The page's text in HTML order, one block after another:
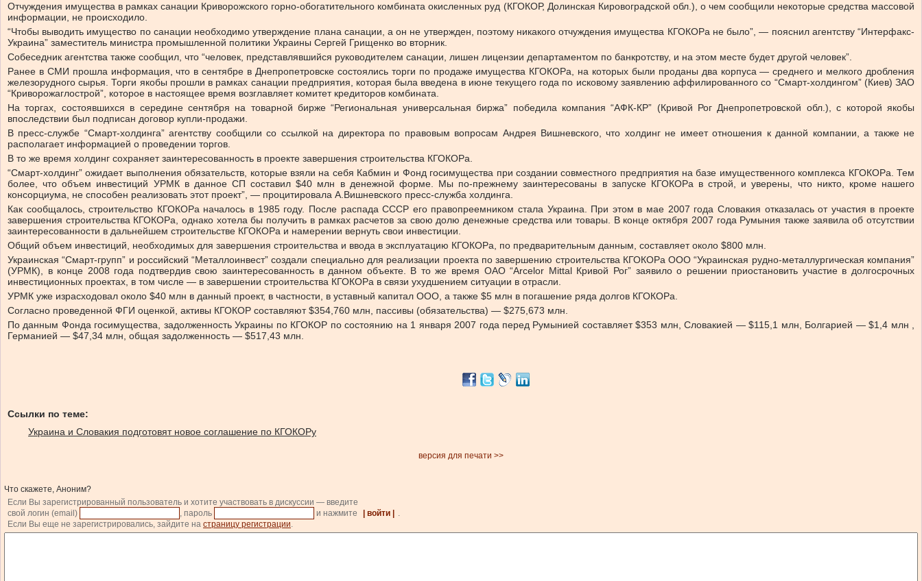
Отчуждения имущества в рамках санации Криворожского горно-обогатительного комбината окисленных руд (КГОКОР, Долинская Кировоградской обл.), о чем сообщили некоторые средства массовой
информации, не происходило.
“Чтобы выводить имущество по санации необходимо утверждение плана санации, а он не утвержден, поэтому никакого отчуждения имущества КГОКОРа не было”, — пояснил агентству “Интерфакс-
Украина” заместитель министра промышленной политики Украины Сергей Грищенко во вторник.
Собеседник агентства также сообщил, что “человек, представлявшийся руководителем санации, лишен лицензии департаментом по банкротству, и на этом месте будет другой человек”.
Ранее в СМИ прошла информация, что в сентябре в Днепропетровске состоялись торги по продаже имущества КГОКОРа, на которых были проданы два корпуса — среднего и мелкого дробления
железорудного сырья. Торги якобы прошли в рамках санации предприятия, которая была введена в июне текущего года по исковому заявлению аффилированного со “Смарт-холдингом” (Киев) ЗАО
“Криворожаглострой”, которое в настоящее время возглавляет комитет кредиторов комбината.
На торгах, состоявшихся в середине сентября на товарной бирже “Региональная универсальная биржа” победила компания “АФК-КР” (Кривой Рог Днепропетровской обл.), с которой якобы
впоследствии был подписан договор купли-продажи.
В пресс-службе “Смарт-холдинга” агентству сообщили со ссылкой на директора по правовым вопросам Андрея Вишневского, что холдинг не имеет отношения к данной компании, а также не
располагает информацией о проведении торгов.
В то же время холдинг сохраняет заинтересованность в проекте завершения строительства КГОКОРа.
“Смарт-холдинг” ожидает выполнения обязательств, которые взяли на себя Кабмин и Фонд госимущества при создании совместного предприятия на базе имущественного комплекса КГОКОРа. Тем
более, что объем инвестиций УРМК в данное СП составил $40 млн в денежной форме. Мы по-прежнему заинтересованы в запуске КГОКОРа в строй, и уверены, что никто, кроме нашего
консорциума, не способен реализовать этот проект”, — процитировала А.Вишневского пресс-служба холдинга.
Как сообщалось, строительство КГОКОРа началось в 1985 году. После распада СССР его правопреемником стала Украина. При этом в мае 2007 года Словакия отказалась от участия в проекте
завершения строительства КГОКОРа, однако хотела бы получить в рамках расчетов за свою долю денежные средства или товары. В конце октября 2007 года Румыния также заявила об отсутствии
заинтересованности в дальнейшем строительстве КГОКОРа и намерении вернуть свои инвестиции.
Общий объем инвестиций, необходимых для завершения строительства и ввода в эксплуатацию КГОКОРа, по предварительным данным, составляет около $800 млн.
Украинская “Смарт-групп” и российский “Металлоинвест” создали специально для реализации проекта по завершению строительства КГОКОРа ООО “Украинская рудно-металлургическая компания”
(УРМК), в конце 2008 года подтвердив свою заинтересованность в данном объекте. В то же время ОАО “Arcelor Mittal Кривой Рог” заявило о решении приостановить участие в долгосрочных
инвестиционных проектах, в том числе — в завершении строительства КГОКОРа в связи ухудшением ситуации в отрасли.
УРМК уже израсходовал около $40 млн в данный проект, в частности, в уставный капитал ООО, а также $5 млн в погашение ряда долгов КГОКОРа.
Согласно проведенной ФГИ оценкой, активы КГОКОР составляют $354,760 млн, пассивы (обязательства) — $275,673 млн.
По данным Фонда госимущества, задолженность Украины по КГОКОР по состоянию на 1 января 2007 года перед Румынией составляет $353 млн, Словакией — $115,1 млн, Болгарией — $1,4 млн ,
Германией — $47,34 млн, общая задолженность — $517,43 млн.
Ссылки по теме:
Украина и Словакия подготовят новое соглашение по КГОКОРу
версия для печати >>
Что скажете, Аноним?
Если Вы зарегистрированный пользователь и хотите участвовать в дискуссии — введите
свой логин (email)
, пароль и нажмите | войти |
.
Если Вы еще не зарегистрировались, зайдите на страницу регистрации.